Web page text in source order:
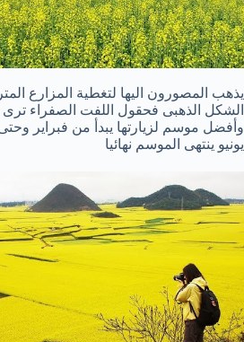
يذهب المصورون اليها لتغطية المزارع
الشكل الذهبى فحقول اللفت الصفراء
وأفضل موسم لزيارتها يبدأ من فبراير
يونيو ينتهى الموسم نهائيا